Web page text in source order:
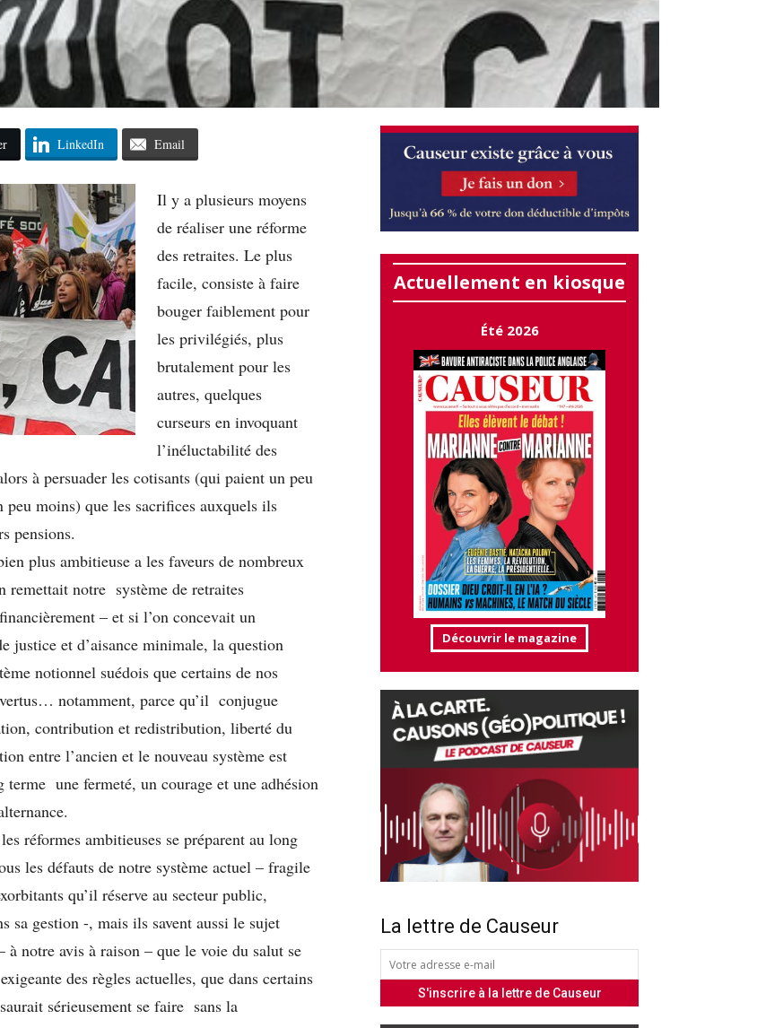
LinkedIn Email
Il y a plusieurs moyens
de réaliser une réforme
des retraites. Le plus
facile, consiste à faire
bouger faiblement pour
les privilégiés, plus
brutalement pour les
autres, quelques
curseurs en invoquant
l’inéluctabilité des
à persuader les cotisants (qui paient un peu
moins) que les sacrifices auxquels ils
pensions.
plus ambitieuse a les faveurs de nombreux
remettait notre système de retraites
– et si l’on concevait un
justice et d’aisance minimale, la question
notionnel suédois que certains de nos
notamment, parce qu’il conjugue
contribution et redistribution, liberté du
entre l’ancien et le nouveau système est
une fermeté, un courage et une adhésion
réformes ambitieuses se préparent au long
les défauts de notre système actuel – fragile
qu’il réserve au secteur public,
sa gestion -, mais ils savent aussi le sujet
notre avis à raison – que le voie du salut se
des règles actuelles, que dans certains
sérieusement se faire sans la
Actuellement en kiosque
Été 2026
Découvrir le magazine
La lettre de Causeur